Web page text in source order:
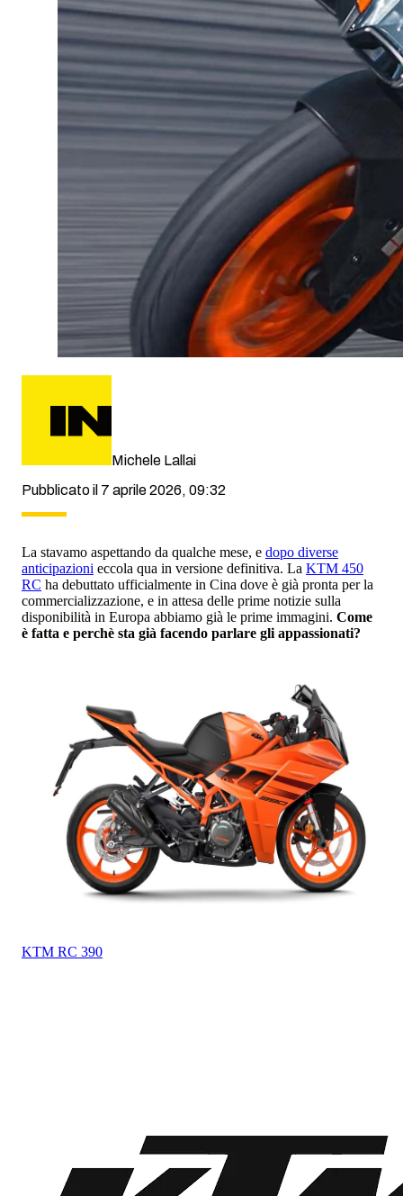
Michele Lallai
Pubblicato il 7 aprile 2026, 09:32
La stavamo aspettando da qualche mese, e dopo diverse
anticipazioni eccola qua in versione definitiva. La KTM 450
RC ha debuttato ufficialmente in Cina dove è già pronta per la
commercializzazione, e in attesa delle prime notizie sulla
disponibilità in Europa abbiamo già le prime immagini. Come
è fatta e perchè sta già facendo parlare gli appassionati?
KTM RC 390